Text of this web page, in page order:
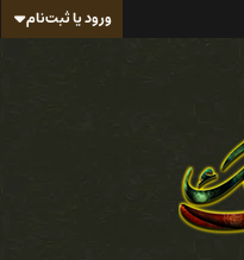
ورود یا ثبت‌نام